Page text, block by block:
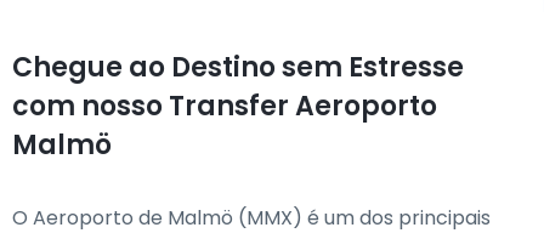
Chegue ao Destino sem Estresse
com nosso Transfer Aeroporto
Malmö
O Aeroporto de Malmö (MMX) é um dos principais